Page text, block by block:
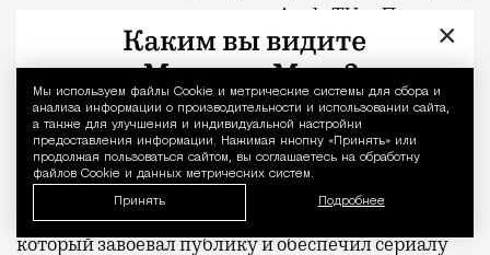
Уведомление
Мы используем файлы Сookie и метрические системы для сбора и
анализа информации о производительности и использовании сайта,
а также для улучшения и индивидуальной настройки
предоставления информации. Нажимая кнопку «Принять» или
продолжая пользоваться сайтом, вы соглашаетесь на обработку
файлов Cookie и данных метрических систем.
Принять Подробнее
от привычного амплуа в шоу Apple TV+ «Психиатр
по соседству», сыграв пронзительную жертву
жулика в исполнении Пола Радда. «Ястреб»,
напротив, возвращение к базовым настройкам.
На первый взгляд «Ястреб» выглядит несколько
запоздавшим. В прошлом году на том же Apple
TV+ вышел «Король гольфа» с Оуэном Уилсоном,
который завоевал публику и обеспечил сериалу
×